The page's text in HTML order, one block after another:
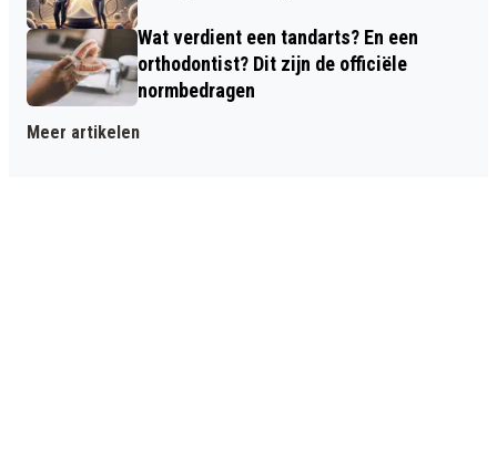
Wat verdient een tandarts? En een
orthodontist? Dit zijn de officiële
normbedragen
Meer artikelen